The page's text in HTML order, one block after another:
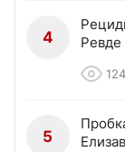
4
Ревде
124
5